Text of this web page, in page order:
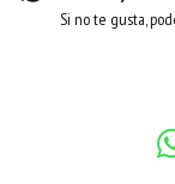
Si no te gusta,